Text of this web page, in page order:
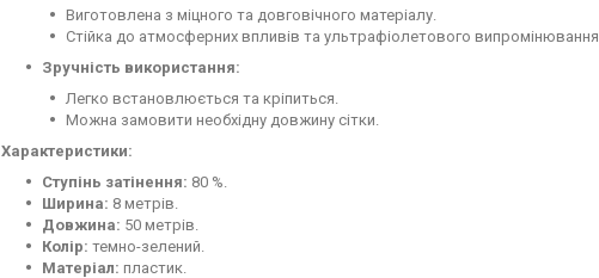
Виготовлена з міцного та довговічного матеріалу.
Стійка до атмосферних впливів та ультрафіолетового випромінювання.
Зручність використання:
Легко встановлюється та кріпиться.
Можна замовити необхідну довжину сітки.
Характеристики:
Ступінь затінення: 80 %.
Ширина: 8 метрів.
Довжина: 50 метрів.
Колір: темно-зелений.
Матеріал: пластик.